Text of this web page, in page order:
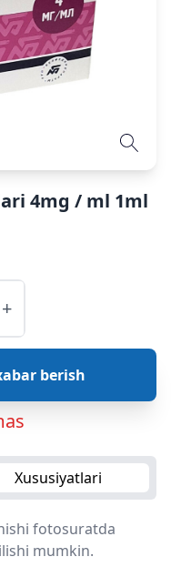
4mg / ml 1ml
+
berish
Xususiyatlari
fotosuratda
mumkin.